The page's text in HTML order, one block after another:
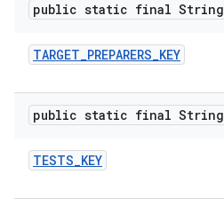
public static final String
TARGET_PREPARERS_KEY
public static final String
TESTS_KEY